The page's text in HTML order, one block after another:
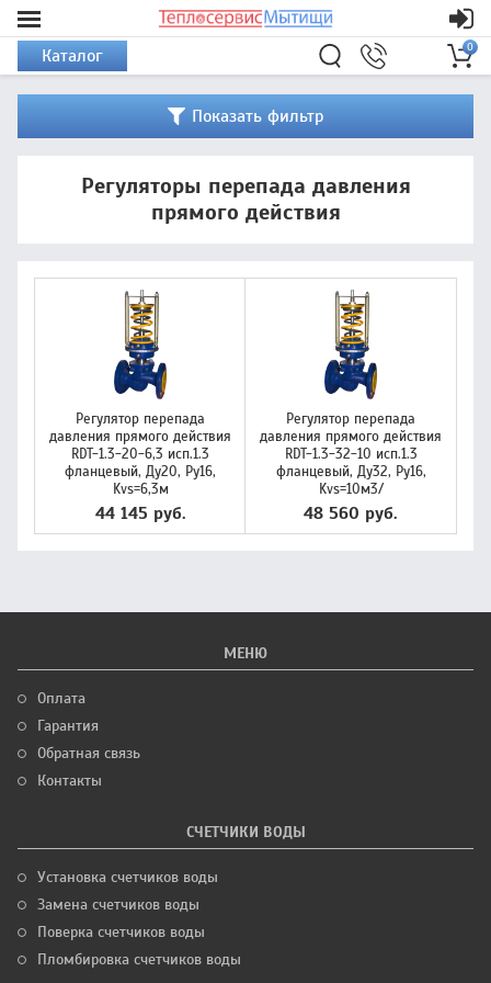
Каталог 0
Показать фильтр
Регуляторы перепада давления
прямого действия
Регулятор перепада
давления прямого действия
RDT-1.3-20-6,3 исп.1.3
фланцевый, Ду20, Ру16,
Kvs=6,3м
44 145 руб.
Регулятор перепада
давления прямого действия
RDT-1.3-32-10 исп.1.3
фланцевый, Ду32, Ру16,
Kvs=10м3/
48 560 руб.
МЕНЮ
Оплата
Гарантия
Обратная связь
Контакты
СЧЕТЧИКИ ВОДЫ
Установка счетчиков воды
Замена счетчиков воды
Поверка счетчиков воды
Пломбировка счетчиков воды